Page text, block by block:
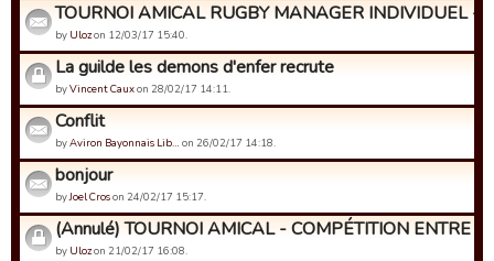
TOURNOI AMICAL RUGBY MANAGER INDIVIDUEL -
by Ulozon 12/03/17 15:40.
La guilde les demons d'enfer recrute
byVincent Cauxon 28/02/17 14:11.
Conflit
byAviron Bayonnais Lib… on 26/02/17 14:18.
bonjour
byJoel Croson 24/02/17 15:17.
(Annulé) TOURNOI AMICAL - COMPÉTITION ENTRE
by Ulozon 21/02/17 16:08.